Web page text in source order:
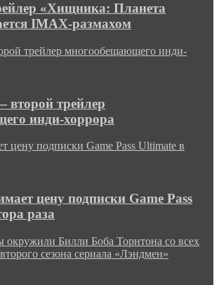
«Хищника: Планета
IMAX-размахом
трейлер многообещающего инди-
трейлер
инди-хоррора
цену подписки Game Pass Ultimate в
цену подписки Game Pass
раза
Билли Боба Торнтона со всех
сезона сериала «Лэндмен»